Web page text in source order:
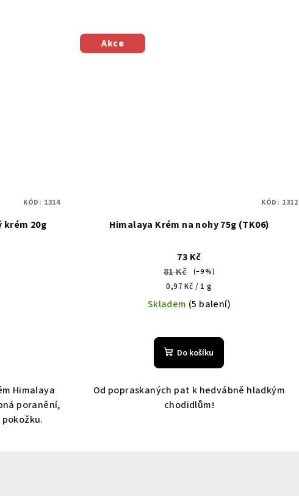
krém 20g
Himalaya
poranění,
KÓD: 1314
Akce
Himalaya Krém na nohy 75g (TK06)
73 Kč
81 Kč
(–9 %)
Měrná
cena:
0,97 Kč / 1 g
Skladem (5 balení)
Do košíku
Od popraskaných pat k hedvábně hladkým
chodidlům!
KÓD: 1312